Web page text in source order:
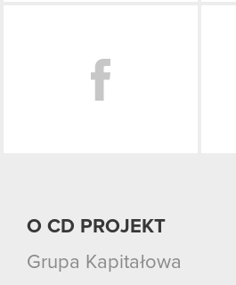
O CD PROJEKT
Grupa Kapitałowa